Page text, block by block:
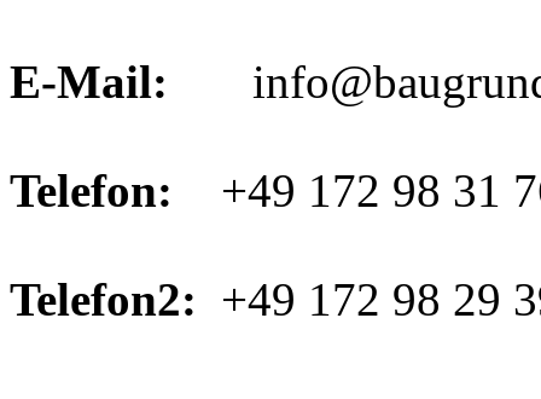
E-Mail:
Telefon: +49 172 98 31
Telefon2: +49 172 98 29